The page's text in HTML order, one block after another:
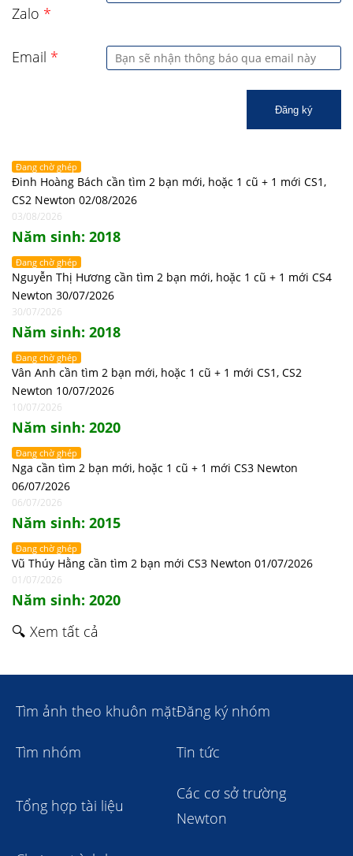
Zalo *
Email *
Đăng ký
Đang chờ ghép
Đinh Hoàng Bách cần tìm 2 bạn mới, hoặc 1 cũ + 1 mới CS1,
CS2 Newton 02/08/2026
03/08/2026
Năm sinh: 2018
Đang chờ ghép
Nguyễn Thị Hương cần tìm 2 bạn mới, hoặc 1 cũ + 1 mới CS4
Newton 30/07/2026
30/07/2026
Năm sinh: 2018
Đang chờ ghép
Vân Anh cần tìm 2 bạn mới, hoặc 1 cũ + 1 mới CS1, CS2
Newton 10/07/2026
10/07/2026
Năm sinh: 2020
Đang chờ ghép
Nga cần tìm 2 bạn mới, hoặc 1 cũ + 1 mới CS3 Newton
06/07/2026
06/07/2026
Năm sinh: 2015
Đang chờ ghép
Vũ Thúy Hằng cần tìm 2 bạn mới CS3 Newton 01/07/2026
01/07/2026
Năm sinh: 2020
🔍 Xem tất cả
Tìm ảnh theo khuôn mặtĐăng ký nhóm
Tìm nhóm Tin tức
Tổng hợp tài liệu
Các cơ sở trường
Newton